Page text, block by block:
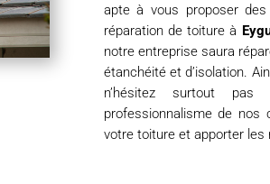
apte à vous proposer
réparation de toiture à
notre entreprise saura
étanchéité et d’isolation.
n’hésitez surtout
professionnalisme de
votre toiture et apporter les